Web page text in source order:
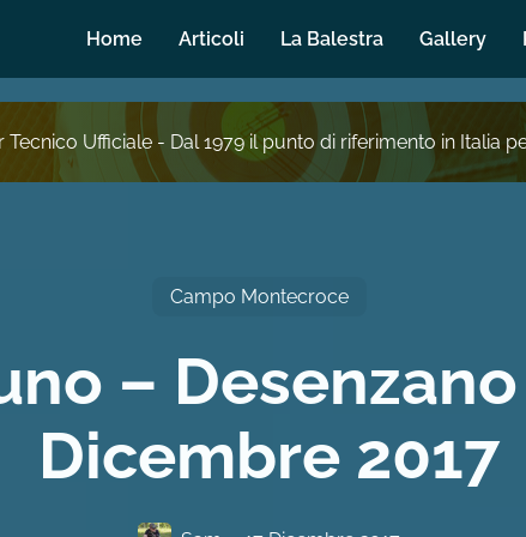
Home Articoli La Balestra Gallery
Tecnico Ufficiale - Dal 1979 il punto di riferimento in Italia
Campo Montecroce
–
Dicembre 2017